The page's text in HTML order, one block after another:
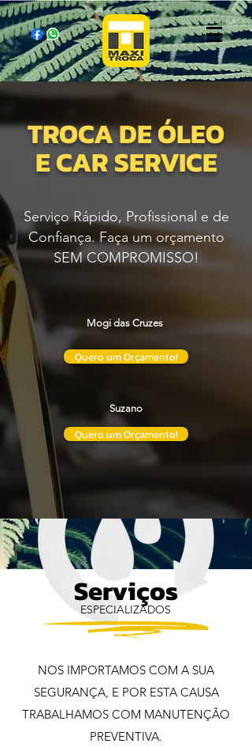
TROCA DE ÓLEO
E CAR SERVICE
Serviço Rápido, Profissional e de
Confiança. Faça um orçamento
SEM COMPROMISSO!
Mogi das Cruzes
Quero um Orçamento!
Suzano
Quero um Orçamento!
Serviços
ESPECIALIZADOS
NOS IMPORTAMOS COM A SUA
SEGURANÇA, E POR ESTA CAUSA
TRABALHAMOS COM MANUTENÇÃO
PREVENTIVA.